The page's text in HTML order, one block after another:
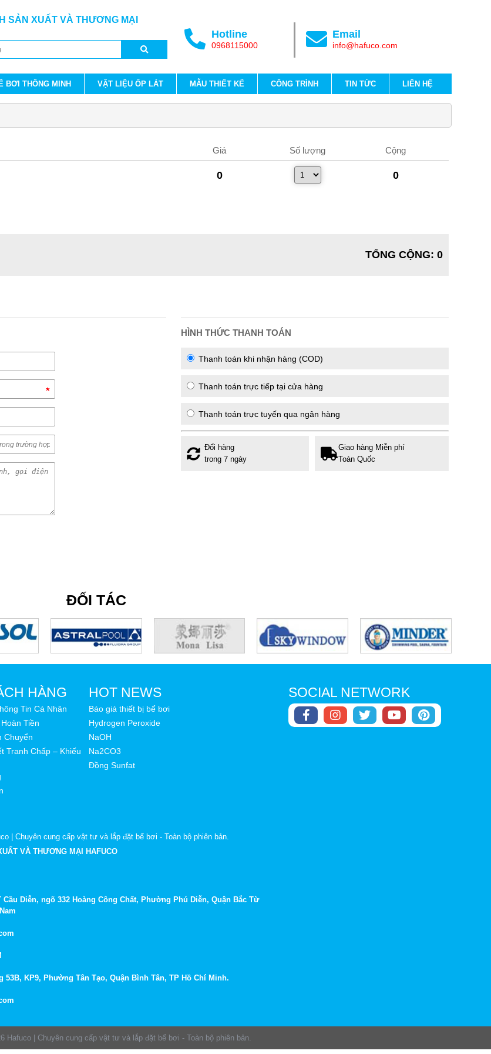
SẢN XUẤT VÀ THƯƠNG MẠI
Hotline
0968115000
Email
info@hafuco.com
BƠI THÔNG MINH VẬT LIỆU ỐP LÁT MẪU THIẾT KẾ CÔNG TRÌNH TIN TỨC LIÊN HỆ
Giá Số lượng Cộng
0 0
TỔNG CỘNG: 0
HÌNH THỨC THANH TOÁN
Thanh toán khi nhận hàng (COD)
Thanh toán trực tiếp tại cửa hàng
Thanh toán trực tuyến qua ngân hàng
Đổi hàng
trong 7 ngày
Giao hàng Miễn phí
Toàn Quốc
ĐỐI TÁC
HÀNG
Tin Cá Nhân
Tiền
Chuyển
Tranh Chấp – Khiếu
HOT NEWS
Báo giá thiết bị bể bơi
Hydrogen Peroxide
NaOH
Na2CO3
Đồng Sunfat
SOCIAL NETWORK
| Chuyên cung cấp vật tư và lắp đặt bể bơi - Toàn bộ phiên bản.
VÀ THƯƠNG MẠI HAFUCO
Diễn, ngõ 332 Hoàng Công Chất, Phường Phú Diễn, Quận Bắc Từ
53B, KP9, Phường Tân Tạo, Quận Bình Tân, TP Hồ Chí Minh.
Hafuco | Chuyên cung cấp vật tư và lắp đặt bể bơi - Toàn bộ phiên bản.